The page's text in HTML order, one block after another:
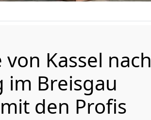
Kassel nach
im Breisgau
den Profis